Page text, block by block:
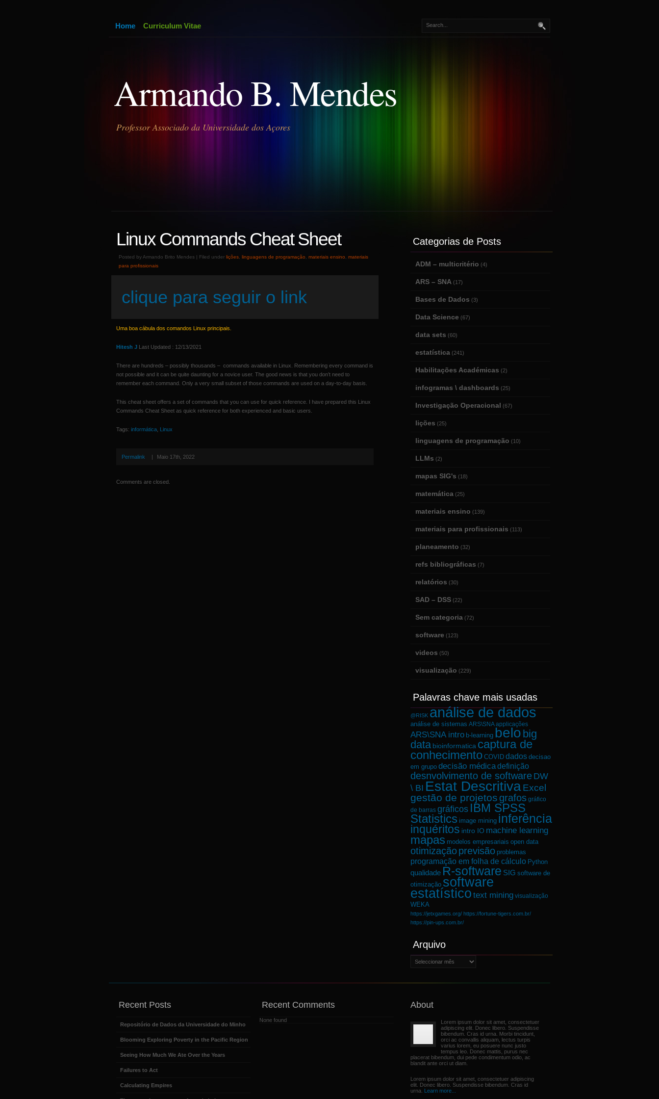
Armando B. Mendes
Professor Associado da Universidade dos Açores
Home Curriculum Vitae
Linux Commands Cheat Sheet
Posted by Armando Brito Mendes | Filed under lições linguagens de programação materiais ensino
materiais
para profissionais
clique para seguir o link
Uma boa cábula dos comandos Linux principais.
Hitesh J Last Updated : 12/13/2021
There are hundreds – possibly thousands – commands available in Linux. Remembering every command is
not possible and it can be quite daunting for a novice user. The good news is that you don’t need to
remember each command. Only a very small subset of those commands are used on a day-to-day basis.
This cheat sheet offers a set of commands that you can use for quick reference. I have prepared this Linux
Commands Cheat Sheet as quick reference for both experienced and basic users.
Tags: informática Linux
Permalink | Maio 17th, 2022
Comments are closed.
Categorias de Posts
ADM – multicritério (4)
ARS – SNA (17)
Bases de Dados (3)
Data Science (67)
data sets (60)
estatística (241)
Habilitações Académicas (2)
infogramas \ dashboards (25)
Investigação Operacional (67)
lições (25)
linguagens de programação (10)
LLMs (2)
mapas SIG's (18)
matemática (25)
materiais ensino (139)
materiais para profissionais (113)
planeamento (32)
refs bibliográficas (7)
relatórios (30)
SAD – DSS (22)
Sem categoria (72)
software (123)
videos (50)
visualização (229)
Palavras chave mais usadas
@RISK análise de dados
análise de sistemas ARS\SNA applicações
ARS\SNA intro b-learning belo big
data bioinformatica captura de
conhecimento COVID dados decisao
em grupo decisão médicadefinição
desnvolvimento de software DW
\ BI Estat DescritivaExcel
gestão de projetos grafos gráfico
de barras gráficos IBM SPSS
Statistics image mining inferência
inquéritos intro IO machine learning
mapas modelos empresariais open data
otimizaçãoprevisão problemas
programação em folha de cálculo Python
qualidade R-software SIG software de
otimização software
estatístico text mining visualização
WEKA
https://jetxgames.org/ https://fortune-tigers.com.br/
https://pin-ups.com.br/
Arquivo
Arquivo
Recent Posts
Repositório de Dados da Universidade do Minho
Blooming Exploring Poverty in the Pacific Region
Seeing How Much We Ate Over the Years
Failures to Act
Calculating Empires
Recent Comments
None found
About
Lorem ipsum dolor sit amet, consectetuer
adipiscing elit. Donec libero. Suspendisse
bibendum. Cras id urna. Morbi tincidunt,
orci ac convallis aliquam, lectus turpis
varius lorem, eu posuere nunc justo
tempus leo. Donec mattis, purus nec
placerat bibendum, dui pede condimentum odio, ac
blandit ante orci ut diam.
Lorem ipsum dolor sit amet, consectetuer adipiscing
elit. Donec libero. Suspendisse bibendum. Cras id
urna. Learn more...